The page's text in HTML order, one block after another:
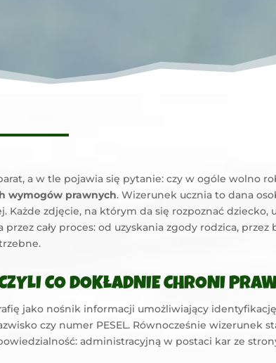
a w tle pojawia się pytanie: czy w ogóle wolno
wymogów prawnych. Wizerunek ucznia to dana
zdjęcie, na którym da się rozpoznać dziecko,
cały proces: od uzyskania zgody rodzica, przez
CO DOKŁADNIE CHRONI
jako nośnik informacji umożliwiający identyfikację
czy numer PESEL. Równocześnie wizerunek
administracyjną w postaci kar ze